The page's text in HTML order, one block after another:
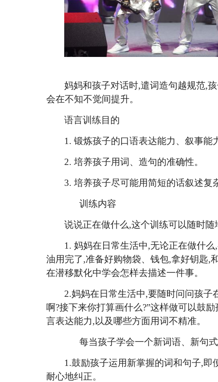
妈妈和孩子对话时,遣词造句越规范,
会在不知不觉间提升。
语言训练目的
1. 锻炼孩子的口语表达能力、叙事能
2. 培养孩子用词、造句的准确性。
3. 培养孩子尽可能用简短的话叙述复
训练内容
说说正在做什么,这个训练可以随时随
1. 妈妈在日常生活中,无论正在做什
油用完了,准备好购物袋、钱包,拿好钥匙,
在潜移默化中学会怎样去描述一件事。
2.妈妈在日常生活中,要随时问问孩子
啊?接下来你打算画什么?”这样做可以鼓
言表达能力,以及哪些方面用词不精准。
每当孩子学会一个新词语、新句式
1.鼓励孩子运用新掌握的词和句子,即
耐心地纠正。